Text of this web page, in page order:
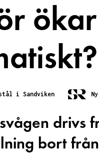
i Sandviken
drivs
bort